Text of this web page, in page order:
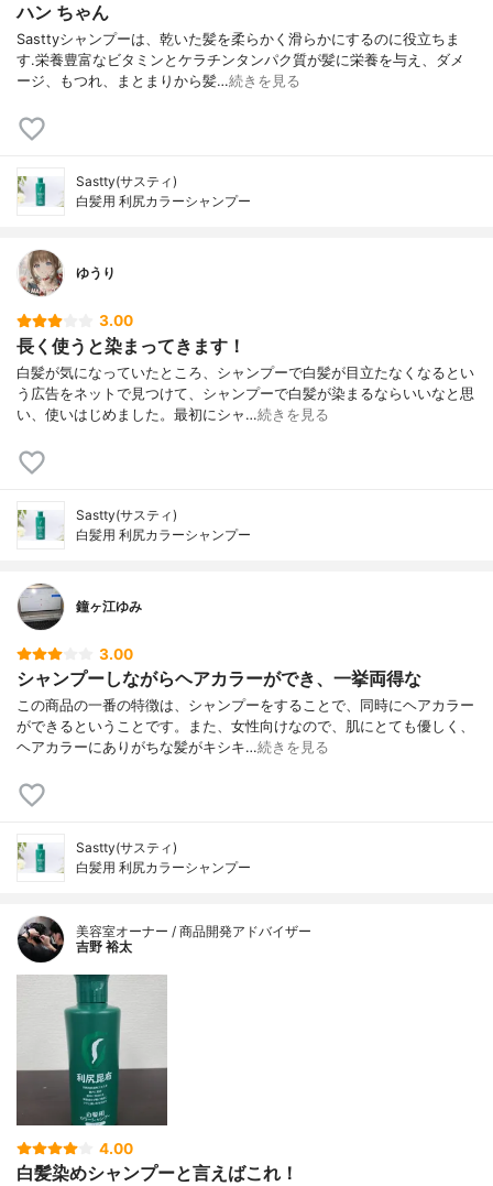
ハン ちゃん
Sasttyシャンプーは、乾いた髪を柔らかく滑らかにするのに役立ちま
す.栄養豊富なビタミンとケラチンタンパク質が髪に栄養を与え、ダメ
ージ、もつれ、まとまりから髪…続きを見る
Sastty(サスティ)
白髪用 利尻カラーシャンプー
ゆうり
3.00
長く使うと染まってきます！
白髪が気になっていたところ、シャンプーで白髪が目立たなくなるとい
う広告をネットで見つけて、シャンプーで白髪が染まるならいいなと思
い、使いはじめました。最初にシャ…続きを見る
Sastty(サスティ)
白髪用 利尻カラーシャンプー
鐘ヶ江ゆみ
3.00
シャンプーしながらヘアカラーができ、一挙両得な
この商品の一番の特徴は、シャンプーをすることで、同時にヘアカラー
ができるということです。また、女性向けなので、肌にとても優しく、
ヘアカラーにありがちな髪がキシキ…続きを見る
Sastty(サスティ)
白髪用 利尻カラーシャンプー
美容室オーナー / 商品開発アドバイザー
吉野 裕太
4.00
白髪染めシャンプーと言えばこれ！